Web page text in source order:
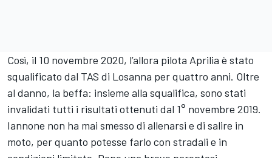
Così, il 10 novembre 2020, l’allora pilota Aprilia è stato
squalificato dal TAS di Losanna per quattro anni. Oltre
al danno, la beffa: insieme alla squalifica, sono stati
invalidati tutti i risultati ottenuti dal 1° novembre 2019.
Iannone non ha mai smesso di allenarsi e di salire in
moto, per quanto potesse farlo con stradali e in